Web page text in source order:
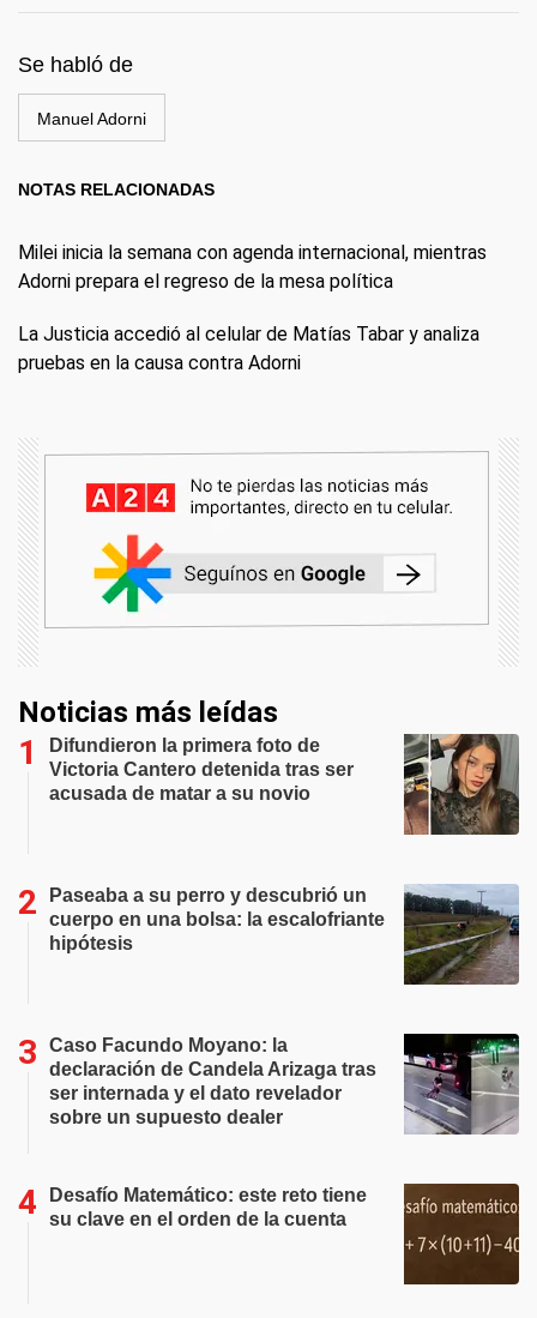
Se habló de
Manuel Adorni
NOTAS RELACIONADAS
Milei inicia la semana con agenda internacional, mientras
Adorni prepara el regreso de la mesa política
La Justicia accedió al celular de Matías Tabar y analiza
pruebas en la causa contra Adorni
Noticias más leídas
Difundieron la primera foto de
Victoria Cantero detenida tras ser
acusada de matar a su novio
Paseaba a su perro y descubrió un
cuerpo en una bolsa: la escalofriante
hipótesis
Caso Facundo Moyano: la
declaración de Candela Arizaga tras
ser internada y el dato revelador
sobre un supuesto dealer
Desafío Matemático: este reto tiene
su clave en el orden de la cuenta